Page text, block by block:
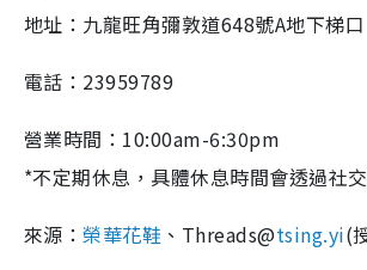
地址：九龍旺角彌敦道648號A地下梯口
電話：23959789
營業時間：10:00am-6:30pm
*不定期休息，具體休息時間會透過社
來源：榮華花鞋 、Threads@tsing.yi(